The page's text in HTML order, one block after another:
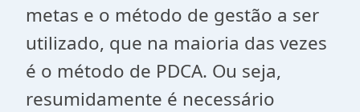
metas e o método de gestão a ser
utilizado, que na maioria das vezes
é o método de PDCA. Ou seja,
resumidamente é necessário